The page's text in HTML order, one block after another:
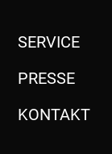
SERVICE
PRESSE
KONTAKT